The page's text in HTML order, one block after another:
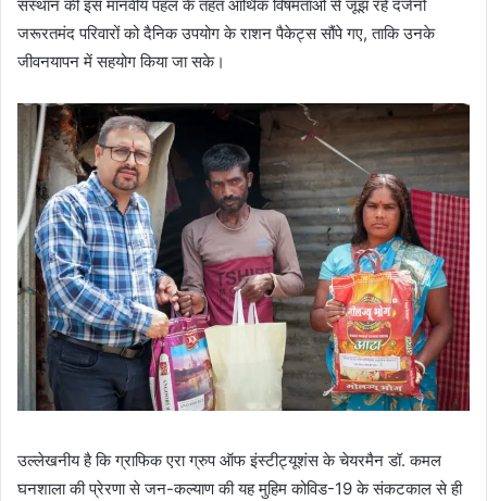
संस्थान की इस मानवीय पहल के तहत आर्थिक विषमताओं से जूझ रहे दर्जनों
जरूरतमंद परिवारों को दैनिक उपयोग के राशन पैकेट्स सौंपे गए, ताकि उनके
जीवनयापन में सहयोग किया जा सके।
उल्लेखनीय है कि ग्राफिक एरा ग्रुप ऑफ इंस्टीट्यूशंस के चेयरमैन डॉ. कमल
घनशाला की प्रेरणा से जन-कल्याण की यह मुहिम कोविड-19 के संकटकाल से ही